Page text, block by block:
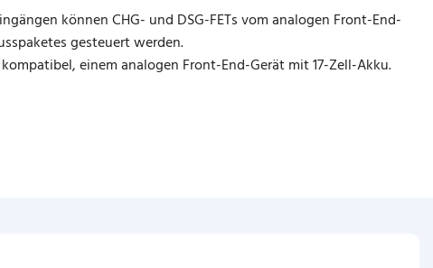
können CHG- und DSG-FETs vom analogen Front-End-
gesteuert werden.
kompatibel, einem analogen Front-End-Gerät mit 17-Zell-Akku.